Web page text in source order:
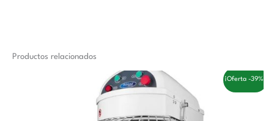
Productos relacionados
¡Oferta -39%!
1.433,00 €.
precio
actual
es:
881,00 €.